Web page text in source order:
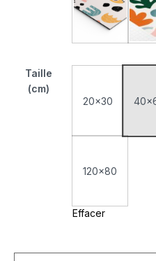
Tableau
Taille
(cm)
20x30
120x80
Effacer